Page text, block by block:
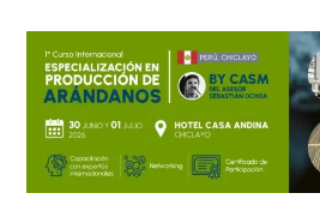
líderes
de
industria